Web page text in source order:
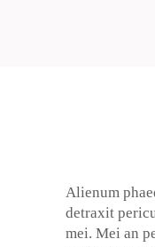
Alienum
detraxit
mei. Mei an